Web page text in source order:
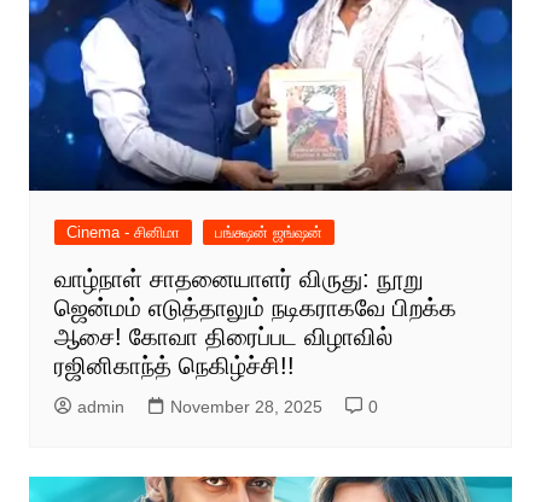
Cinema - சினிமா பங்க்ஷன் ஜங்ஷன்
வாழ்நாள் சாதனையாளர் விருது: நூறு
ஜென்மம் எடுத்தாலும் நடிகராகவே பிறக்க
ஆசை! கோவா திரைப்பட விழாவில்
ரஜினிகாந்த் நெகிழ்ச்சி!!
admin November 28, 2025 0